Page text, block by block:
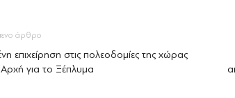
άρθρο
επιχείρηση στις πολεοδομίες της χώρας
για το Ξέπλυμα